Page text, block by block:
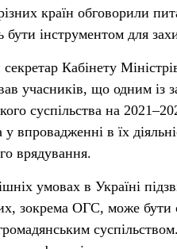
країн обговорили
бути інструментом для
Кабінету
учасників, що одним із
суспільства на
у впровадженні в їх
врядування.
умовах в Україні
зокрема ОГС, може бути